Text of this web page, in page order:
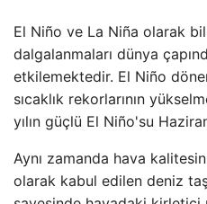
El Niño ve La Niña olarak
dalgalanmaları dünya
etkilemektedir. El Niño
sıcaklık rekorlarının
yılın güçlü El Niño'su
Aynı zamanda hava
olarak kabul edilen deniz